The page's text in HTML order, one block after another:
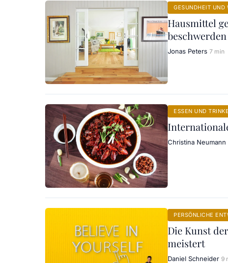
GESUNDHEIT UND
Hausmittel
beschwerden
Jonas Peters 7 min
ESSEN UND
Christina Neumann
PERSÖNLICHE
Die Kunst
meistert
Daniel Schneider 9